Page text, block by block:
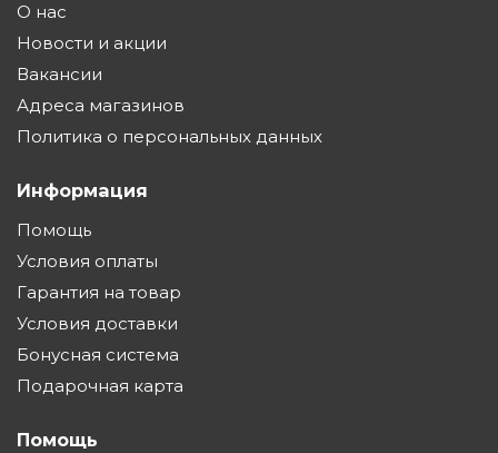
О нас
Новости и акции
Вакансии
Адреса магазинов
Политика о персональных данных
Информация
Помощь
Условия оплаты
Гарантия на товар
Условия доставки
Бонусная система
Подарочная карта
Помощь